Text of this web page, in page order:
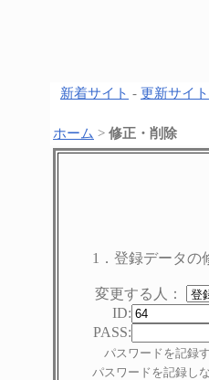
新着サイト - 更新サイト
ホーム > 修正・削除
1．登録データの
変更する人：
ID:
PASS:
パスワードを記録
パスワードを記録し